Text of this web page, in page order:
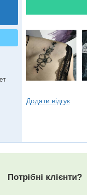
Додати відгук
Потрібні клієнти?